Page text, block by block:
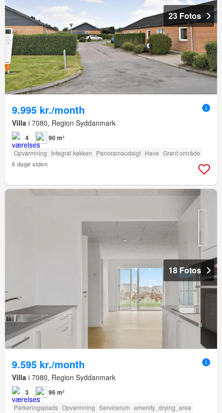
23 Fotos
9.995 kr./month
Villa i 7080, Region Syddanmark
4 90 m²
Opvarmning Integral køkken Panoramaudsigt Have Grønt område
6 dage siden
18 Fotos
9.595 kr./month
Villa i 7080, Region Syddanmark
3 96 m²
Parkeringsplads Opvarmning Servicerum amenity_drying_area